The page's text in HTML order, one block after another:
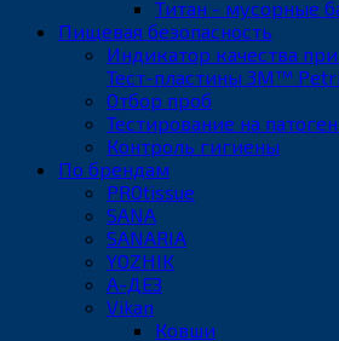
Титан - мусорные
Пищевая безопасность
Индикатор качества
Тест-пластины 3M™
Отбор проб
Тестирование на
Контроль гигиены
По брендам
PROtissue
SANA
SANARIA
YOZHIK
А-ДЕЗ
Vikan
Ковши